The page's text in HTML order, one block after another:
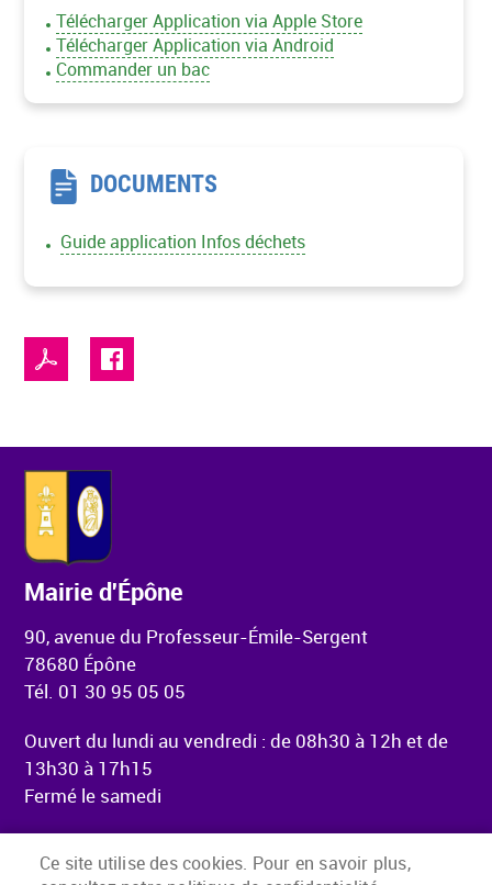
Télécharger Application via Apple Store
Télécharger Application via Android
Commander un bac
DOCUMENTS
Guide application Infos déchets
Mairie d'Épône
90, avenue du Professeur-Émile-Sergent
78680 Épône
Tél. 01 30 95 05 05
Ouvert du lundi au vendredi : de 08h30 à 12h et de
13h30 à 17h15
Fermé le samedi
Ce site utilise des cookies. Pour en savoir plus,